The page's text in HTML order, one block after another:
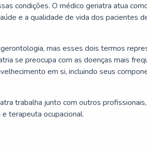
condições. O médico geriatra atua
e a qualidade de vida dos pacientes
mas esses dois termos
se preocupa com as doenças mais
em si, incluindo seus
trabalha junto com outros
terapeuta ocupacional.